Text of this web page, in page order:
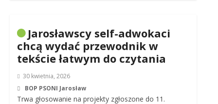
Jarosławscy self-adwokaci
chcą wydać przewodnik w
tekście łatwym do czytania
30 kwietnia, 2026
BOP PSONI Jarosław
Trwa głosowanie na projekty zgłoszone do 11.